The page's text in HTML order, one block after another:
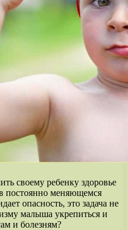
своему ребенку здоровье
постоянно меняющемся
опасность, это задача не
малыша укрепиться и
и болезням?